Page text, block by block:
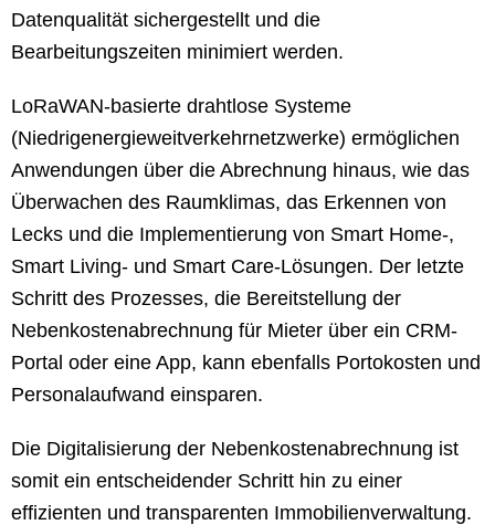
Datenqualität sichergestellt und die
Bearbeitungszeiten minimiert werden.
LoRaWAN-basierte drahtlose Systeme
(Niedrigenergieweitverkehrnetzwerke) ermöglichen
Anwendungen über die Abrechnung hinaus, wie das
Überwachen des Raumklimas, das Erkennen von
Lecks und die Implementierung von Smart Home-,
Smart Living- und Smart Care-Lösungen. Der letzte
Schritt des Prozesses, die Bereitstellung der
Nebenkostenabrechnung für Mieter über ein CRM-
Portal oder eine App, kann ebenfalls Portokosten und
Personalaufwand einsparen.
Die Digitalisierung der Nebenkostenabrechnung ist
somit ein entscheidender Schritt hin zu einer
effizienten und transparenten Immobilienverwaltung.